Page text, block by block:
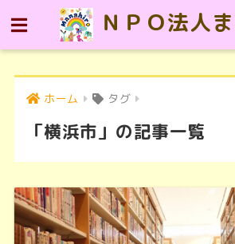
ＮＰＯ法人
ホーム タグ
「横浜市」の記事一覧